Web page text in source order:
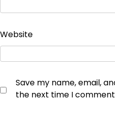
Website
Save my name, email,
the next time I